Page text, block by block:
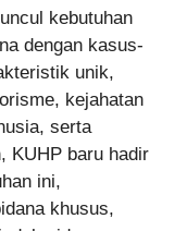
kebutuhan
dengan kasus-
unik,
kejahatan
serta
KUHP baru hadir
ini,
khusus,